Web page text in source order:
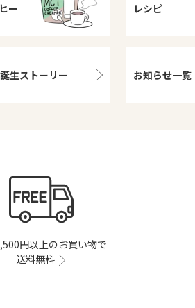
ー レシピ
誕生ストーリー お知らせ一覧
円以上のお買い物で
送料無料